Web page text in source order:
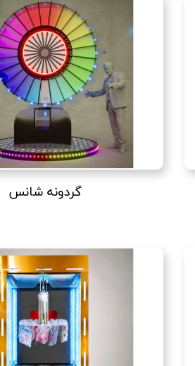
گردونه شانس